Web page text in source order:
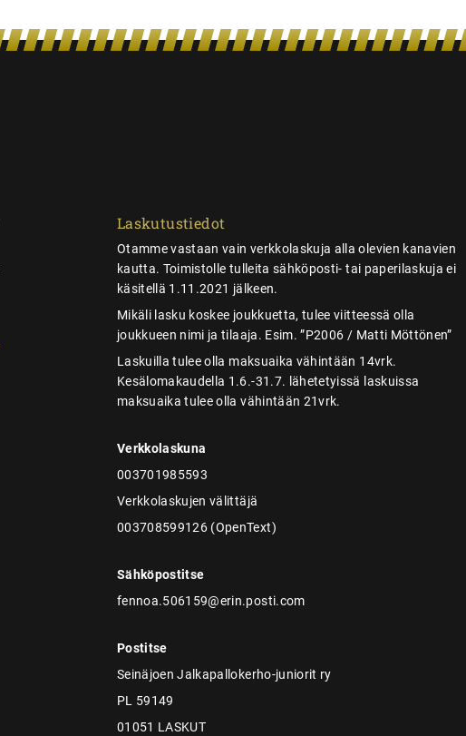
Laskutustiedot
Otamme vastaan vain verkkolaskuja alla olevien kanavien
kautta. Toimistolle tulleita sähköposti- tai paperilaskuja ei
käsitellä 1.11.2021 jälkeen.
Mikäli lasku koskee joukkuetta, tulee viitteessä olla
joukkueen nimi ja tilaaja. Esim. ”P2006 / Matti Möttönen”
Laskuilla tulee olla maksuaika vähintään 14vrk.
Kesälomakaudella 1.6.-31.7. lähetetyissä laskuissa
maksuaika tulee olla vähintään 21vrk.
Verkkolaskuna
003701985593
Verkkolaskujen välittäjä
003708599126 (OpenText)
Sähköpostitse
fennoa.506159@erin.posti.com
Postitse
Seinäjoen Jalkapallokerho-juniorit ry
PL 59149
01051 LASKUT